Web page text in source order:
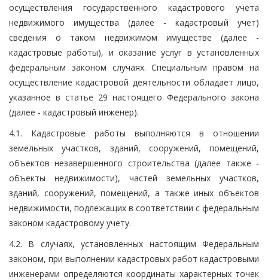
осуществления государственного кадастрового учета
недвижимого имущества (далее - кадастровый учет)
сведения о таком недвижимом имуществе (далее -
кадастровые работы), и оказание услуг в установленных
федеральным законом случаях. Специальным правом на
осуществление кадастровой деятельности обладает лицо,
указанное в статье 29 настоящего Федерального закона
(далее - кадастровый инженер).
4.1. Кадастровые работы выполняются в отношении
земельных участков, зданий, сооружений, помещений,
объектов незавершенного строительства (далее также -
объекты недвижимости), частей земельных участков,
зданий, сооружений, помещений, а также иных объектов
недвижимости, подлежащих в соответствии с федеральным
законом кадастровому учету.
4.2. В случаях, установленных настоящим Федеральным
законом, при выполнении кадастровых работ кадастровыми
инженерами определяются координаты характерных точек